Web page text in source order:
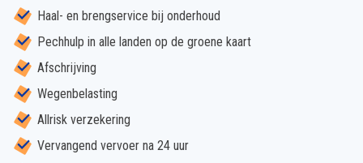
Haal- en brengservice bij onderhoud
Pechhulp in alle landen op de groene kaart
Afschrijving
Wegenbelasting
Allrisk verzekering
Vervangend vervoer na 24 uur